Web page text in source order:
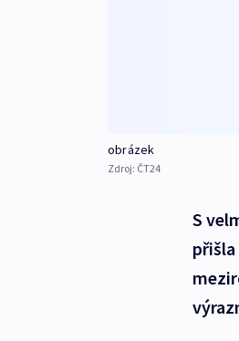
obrázek
Zdroj: ČT24
S